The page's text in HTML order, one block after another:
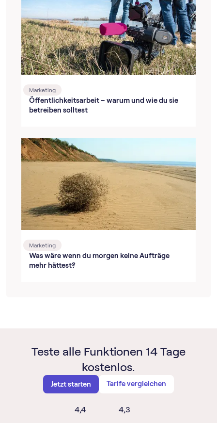
Marketing
Öffentlichkeitsarbeit – warum und wie du sie
betreiben solltest
Marketing
Was wäre wenn du morgen keine Aufträge
mehr hättest?
Teste alle Funktionen 14 Tage
kostenlos.
Jetzt starten Tarife vergleichen
4,4 4,3